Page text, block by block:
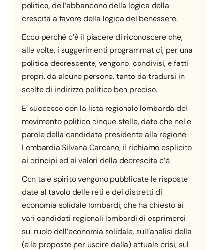
politico, dell’abbandono della logica della
crescita a favore della logica del benessere.
Ecco perché c’è il piacere di riconoscere che,
alle volte, i suggerimenti programmatici, per una
politica decrescente, vengono condivisi, e fatti
propri, da alcune persone, tanto da tradursi in
scelte di indirizzo politico ben preciso.
E’ successo con la lista regionale lombarda del
movimento politico cinque stelle, dato che nelle
parole della candidata presidente alla regione
Lombardia Silvana Carcano, il richiamo esplicito
ai principi ed ai valori della decrescita c’è.
Con tale spirito vengono pubblicate le risposte
date al tavolo delle reti e dei distretti di
economia solidale lombardi, che ha chiesto ai
vari candidati regionali lombardi di esprimersi
sul ruolo dell’economia solidale, sull’analisi della
(e le proposte per uscire dalla) attuale crisi, sul